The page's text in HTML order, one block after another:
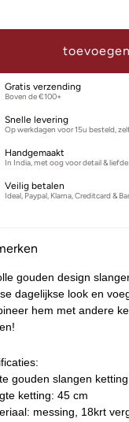
Gratis verzending
Boven de €100+
Snelle levering
Op werkdagen voor 15u besteld,
Handgemaakt
In India, met oog voor detail &
Veilig betalen
Ideal, Paypal, Klarna, Creditcard &
gouden design
dagelijkse look en
hem met andere
gouden slangen ketting
ketting: 45 cm
messing, 18krt